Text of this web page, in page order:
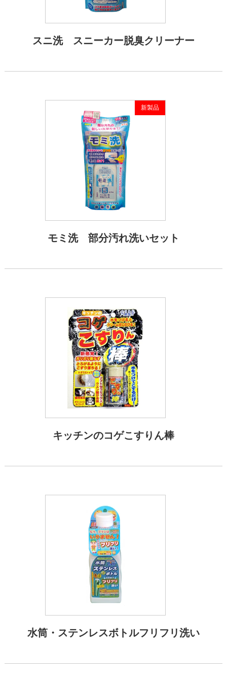
スニ洗 スニーカー脱臭クリーナー
新製品
モミ洗 部分汚れ洗いセット
キッチンのコゲこすりん棒
水筒・ステンレスボトルフリフリ洗い